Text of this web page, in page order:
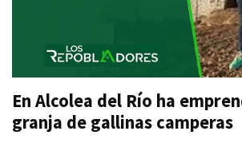
En Alcolea del Río ha
granja de gallinas camperas